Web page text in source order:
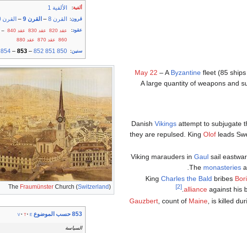
ألفية: الألفية 1
قرون: القرن 8 – القرن 9 – القرن 10
عقود: عقد 820 عقد 830 عقد 840 –
860
عقد 870 عقد 880
سنين:
850
851
852
–
853
–
854
The Fraumünster Church (Switzerland)
853 حسب الموضوع v t e
السياسة
May 22 – A Byzantinefleet (85
. A large quantity of weapons and
Danish Vikingsattempt to subjugate
they are repulsed. King Olofleads
Viking marauders in Gaulsail
The monasteries
King Charles the Bald bribes
allianceagainst his
.
[2]
Gauzbert, count of Maine, is killed